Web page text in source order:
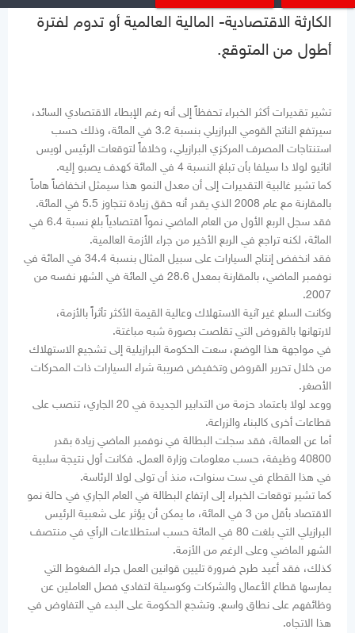
الكارثة الاقتصادية- المالية العالمية أو تدوم لفترة
أطول من المتوقع.
تشير تقديرات أكثر الخبراء تحفظاً إلى أنه رغم الإبطاء الاقتصادي السائد،
سيرتفع الناتج القومي البرازيلي بنسبة 3.2 في المائة، وذلك حسب
استنتاجات المصرف المركزي البرازيلي، وخلافاً لتوقعات الرئيس لويس
اناثيو لولا دا سيلفا بأن تبلغ النسبة 4 في المائة كهدف يصبو إليه.
كما تشير غالبية التقديرات إلى أن معدل النمو هذا سيمثل انخفاضاً هاماً
بالمقارنة مع عام 2008 الذي يقدر أنه حقق زيادة تتجاوز 5.5 في المائة.
فقد سجل الربع الأول من العام الماضي نمواً اقتصادياً بلغ نسبة 6.4 في
المائة، لكنه تراجع في الربع الأخير من جراء الأزمة العالمية.
فقد انخفض إنتاج السيارات على سبيل المثال بنسبة 34.4 في المائة في
نوفمبر الماضي، بالمقارنة بمعدل 28.6 في المائة في الشهر نفسه من
2007.
وكانت السلع غير آنية الاستهلاك وعالية القيمة الأكثر تأثراً بالأزمة،
لارتهانها بالقروض التي تقلصت بصورة شبه مباغتة.
في مواجهة هذا الوضع، سعت الحكومة البرازيلية إلى تشجيع الاستهلاك
من خلال تحرير القروض وتخفيض ضريبة شراء السيارات ذات المحركات
الأصغر.
ووعد لولا باعتماد حزمة من التدابير الجديدة في 20 الجاري، تنصب على
قطاعات أخرى كالبناء والزراعة.
أما عن العمالة، فقد سجلت البطالة في نوفمبر الماضي زيادة بقدر
40800 وظيفة، حسب معلومات وزارة العمل. فكانت أول نتيجة سلبية
في هذا القطاع في ست سنوات، منذ أن تولى لولا الرئاسة.
كما تشير توقعات الخبراء إلى ارتفاع البطالة في العام الجاري في حالة نمو
الاقتصاد بأقل من 3 في المائة، ما يمكن أن يؤثر على شعبية الرئيس
البرازيلي التي بلغت 80 في المائة حسب استطلاعات الرأي في منتصف
الشهر الماضي وعلى الرغم من الأزمة.
كذلك، فقد أعيد طرح ضرورة تليين قوانين العمل جراء الضغوط التي
يمارسها قطاع الأعمال والشركات وكوسيلة لتفادي فصل العاملين عن
وظائفهم على نطاق واسع. وتشجع الحكومة على البدء في التفاوض في
هذا الاتجاه.